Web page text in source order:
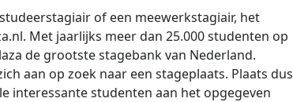
of een meewerkstagiair, het
Met jaarlijks meer dan 25.000 studenten op
de grootste stagebank van Nederland.
aan op zoek naar een stageplaats. Plaats dus
interessante studenten aan het opgegeven